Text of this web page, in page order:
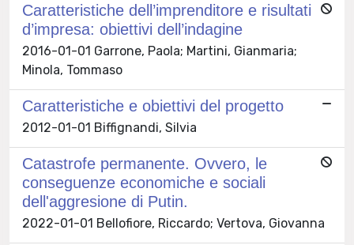
Caratteristiche dell’imprenditore e risultati
d’impresa: obiettivi dell’indagine
2016-01-01 Garrone, Paola; Martini, Gianmaria;
Minola, Tommaso
Caratteristiche e obiettivi del progetto
2012-01-01 Biffignandi, Silvia
Catastrofe permanente. Ovvero, le
conseguenze economiche e sociali
dell'aggresione di Putin.
2022-01-01 Bellofiore, Riccardo; Vertova, Giovanna